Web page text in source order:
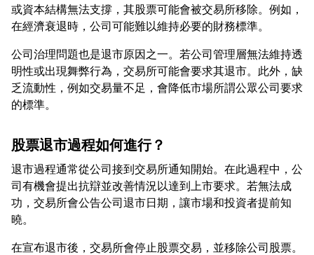
或資本結構無法支撐，其股票可能會被交易所移除。例如，
公司治理問題也是退市原因之一。若公司管理層無法維持透
明性或出現舞弊行為，交易所可能會要求其退市。此外，缺
乏流動性，例如交易量不足，會降低市場所謂公眾公司要求
股票退市過程如何進行？
退市過程通常從公司接到交易所通知開始。在此過程中，公
司有機會提出抗辯並改善情況以達到上市要求。若無法成
功，交易所會公告公司退市日期，讓市場和投資者提前知
在宣布退市後，交易所會停止股票交易，並移除公司股票。